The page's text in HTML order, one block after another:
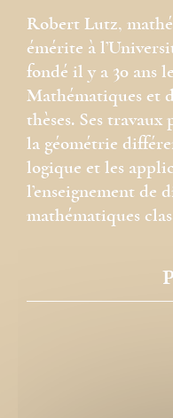
Robert Lutz,
émérite à
fondé il y a 30 ans
Mathématiques et
thèses. Ses
la géométrie
logique et les
l’enseignement de
mathématiques